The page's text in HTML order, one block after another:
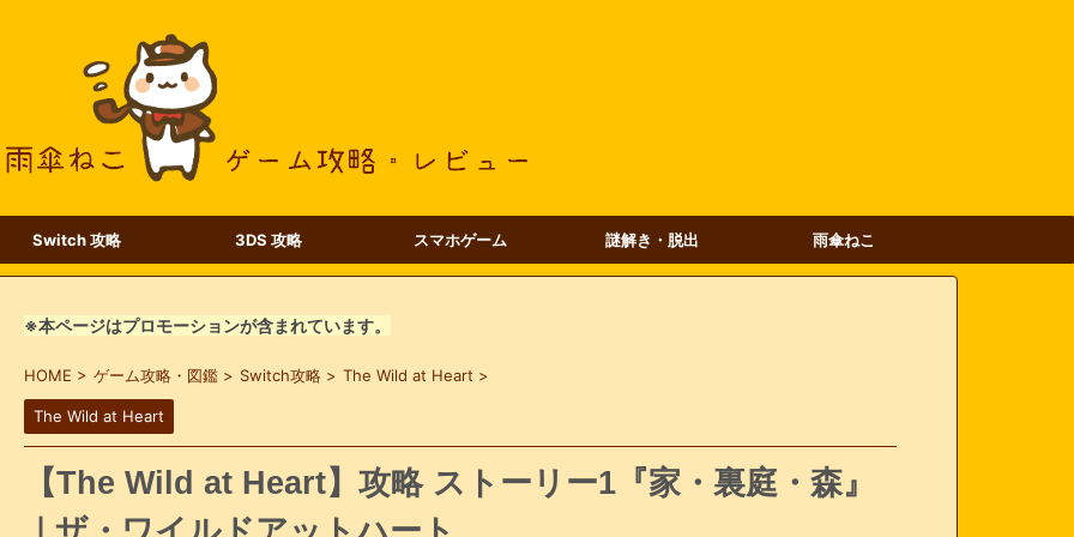
Switch 攻略 3DS 攻略 スマホゲーム 謎解き・脱出 雨傘ねこ
※本ページはプロモーションが含まれています。
HOME > ゲーム攻略・図鑑 > Switch攻略 > The Wild at Heart >
The Wild at Heart
【The Wild at Heart】攻略 ストーリー1『家・裏庭・森』